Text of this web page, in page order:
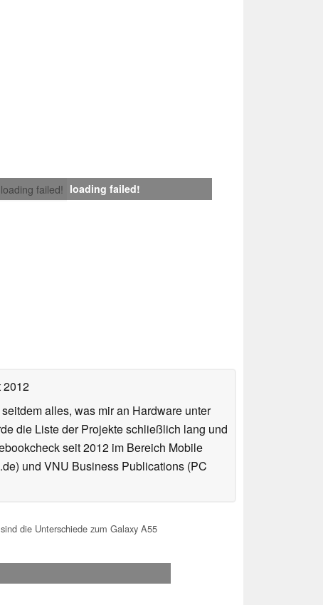
loading failed! loading failed!
2012
alles, was mir an Hardware unter
die Liste der Projekte schließlich lang und
seit 2012 im Bereich Mobile
und VNU Business Publications (PC
die Unterschiede zum Galaxy A55